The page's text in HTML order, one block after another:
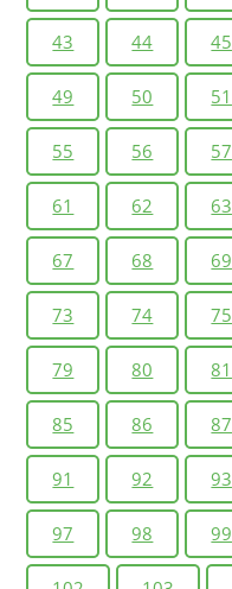
43 44 45
49 50 51
55 56 57
61 62 63
67 68 69
73 74 75
79 80 81
85 86 87
91 92 93
97 98 99